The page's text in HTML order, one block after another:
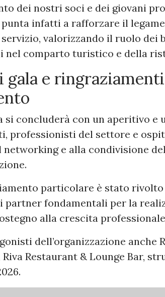
dei nostri soci e dei giovani
punta infatti a rafforzare il
valorizzando il ruolo dei
nel comparto turistico e della
gala e
si concluderà con un aperitivo e
professionisti del settore e
networking e alla condivisione
particolare è stato rivolto
partner fondamentali per la
alla crescita
dell’organizzazione anche
Restaurant & Lounge Bar,